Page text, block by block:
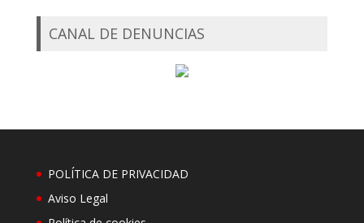
CANAL DE DENUNCIAS
POLÍTICA DE PRIVACIDAD
Aviso Legal